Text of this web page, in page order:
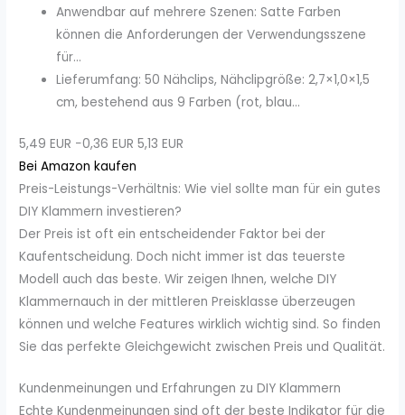
Anwendbar auf mehrere Szenen: Satte Farben
können die Anforderungen der Verwendungsszene
für...
Lieferumfang: 50 Nähclips, Nähclipgröße: 2,7×1,0×1,5
cm, bestehend aus 9 Farben (rot, blau...
5,49 EUR −0,36 EUR 5,13 EUR
Bei Amazon kaufen
Preis-Leistungs-Verhältnis: Wie viel sollte man für ein gutes
DIY Klammern investieren?
Der Preis ist oft ein entscheidender Faktor bei der
Kaufentscheidung. Doch nicht immer ist das teuerste
Modell auch das beste. Wir zeigen Ihnen, welche DIY
Klammernauch in der mittleren Preisklasse überzeugen
können und welche Features wirklich wichtig sind. So finden
Sie das perfekte Gleichgewicht zwischen Preis und Qualität.
Kundenmeinungen und Erfahrungen zu DIY Klammern
Echte Kundenmeinungen sind oft der beste Indikator für die